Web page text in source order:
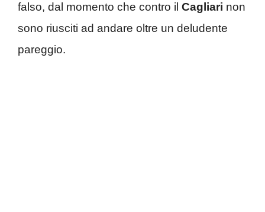
falso, dal momento che contro il Cagliari non
sono riusciti ad andare oltre un deludente
pareggio.